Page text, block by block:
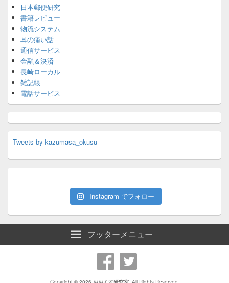
日本郵便研究
書籍レビュー
物流システム
耳の痛い話
通信サービス
金融＆決済
長崎ローカル
雑記帳
電話サービス
Tweets by kazumasa_okusu
Instagram でフォロー
フッターメニュー